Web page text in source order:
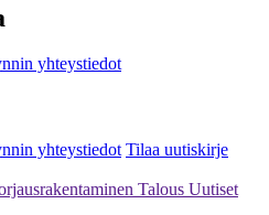
yhteystiedot
yhteystiedot Tilaa uutiskirje
Talous Uutiset